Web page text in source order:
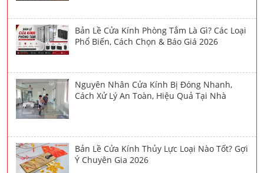
Bản Lề Cửa Kính Phòng Tắm Là Gì? Các Loại
Phổ Biến, Cách Chọn & Báo Giá 2026
Nguyên Nhân Cửa Kính Bị Đóng Nhanh,
Cách Xử Lý An Toàn, Hiệu Quả Tại Nhà
Bản Lề Cửa Kính Thủy Lực Loại Nào Tốt? Gợi
Ý Chuyên Gia 2026